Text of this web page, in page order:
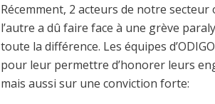
Récemment, 2 acteurs de notre
l’autre a dû faire face à une grève
toute la différence. Les équipes
pour leur permettre d’honorer leurs
mais aussi sur une conviction forte: